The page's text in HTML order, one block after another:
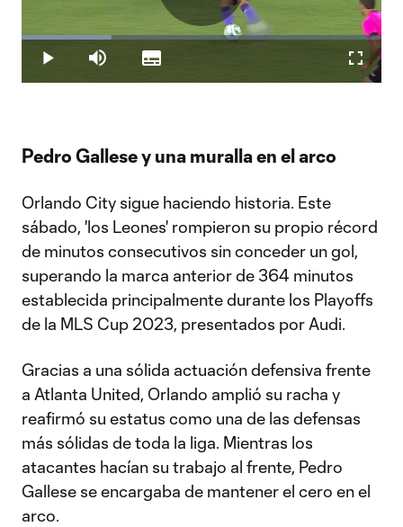
Play
Play Mute
Loaded:
25.10%
Subtitles
Pedro Gallese y una muralla en el arco
Orlando City sigue haciendo historia. Este
sábado, 'los Leones' rompieron su propio récord
de minutos consecutivos sin conceder un gol,
superando la marca anterior de 364 minutos
establecida principalmente durante los Playoffs
de la MLS Cup 2023, presentados por Audi.
Gracias a una sólida actuación defensiva frente
a Atlanta United, Orlando amplió su racha y
reafirmó su estatus como una de las defensas
más sólidas de toda la liga. Mientras los
atacantes hacían su trabajo al frente, Pedro
Gallese se encargaba de mantener el cero en el
arco.